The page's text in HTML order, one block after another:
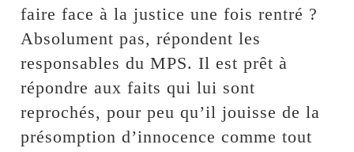
faire face à la justice une fois rentré ?
Absolument pas, répondent les
responsables du MPS. Il est prêt à
répondre aux faits qui lui sont
reprochés, pour peu qu’il jouisse de la
présomption d’innocence comme tout